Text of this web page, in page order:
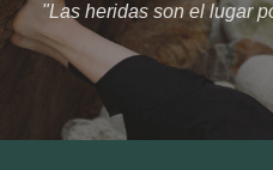
"Las heridas son el lugar